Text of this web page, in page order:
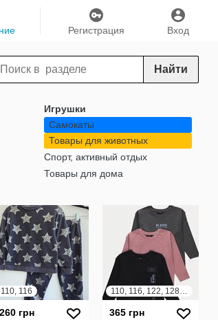
Вход
Регистрация
Найти
Игрушки
Самокаты
Товары для животных
Спорт, активный отдых
Товары для дома
110, 116
260 грн
110, 116, 122, 128, 134, 140, 146, 152, 158, 164
365 грн